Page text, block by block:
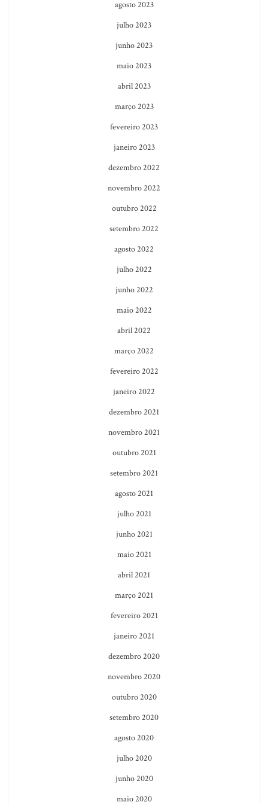
agosto 2023
julho 2023
junho 2023
maio 2023
abril 2023
março 2023
fevereiro 2023
janeiro 2023
dezembro 2022
novembro 2022
outubro 2022
setembro 2022
agosto 2022
julho 2022
junho 2022
maio 2022
abril 2022
março 2022
fevereiro 2022
janeiro 2022
dezembro 2021
novembro 2021
outubro 2021
setembro 2021
agosto 2021
julho 2021
junho 2021
maio 2021
abril 2021
março 2021
fevereiro 2021
janeiro 2021
dezembro 2020
novembro 2020
outubro 2020
setembro 2020
agosto 2020
julho 2020
junho 2020
maio 2020